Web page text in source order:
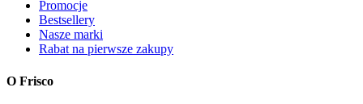
Promocje
Bestsellery
Nasze marki
Rabat na pierwsze zakupy
O Frisco